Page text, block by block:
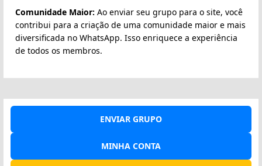
Comunidade Maior: Ao enviar seu grupo para o site, você
contribui para a criação de uma comunidade maior e mais
diversificada no WhatsApp. Isso enriquece a experiência
de todos os membros.
ENVIAR GRUPO
MINHA CONTA